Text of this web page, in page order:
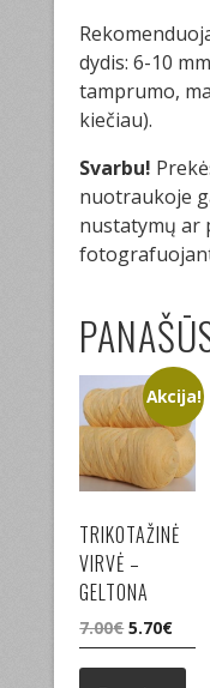
dydis: 6-10
tamprumo,
kiečiau).
Svarbu!
nuotraukoje
nustatymų ar
Akcija!
TRIKOTAŽINĖ
VIRVĖ –
GELTONA
7.00€Original
price
was:
5.70€
price
is: